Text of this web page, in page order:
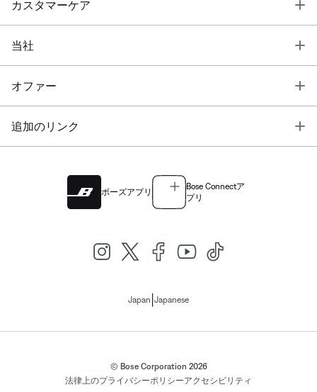
カスタマーケア
当社
オファー
追加のリンク
ボーズアプリ
Bose Connectア
プリ
Japan Japanese
© Bose Corporation 2026
法律上のプライバシーポリシーアクセシビリティ